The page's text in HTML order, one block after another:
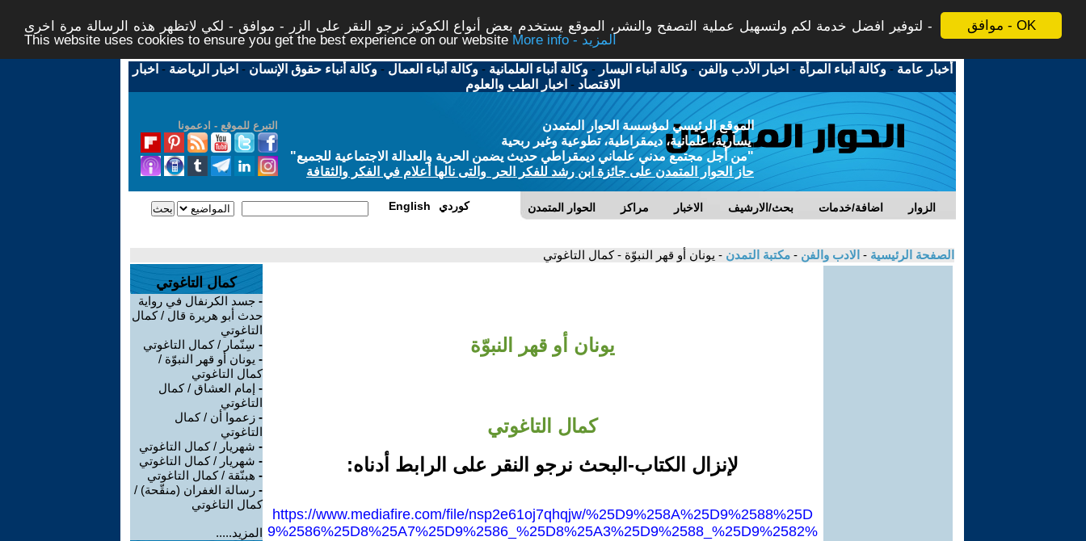
موافق - OK
لتوفير افضل خدمة لكم ولتسهيل عملية التصفح والنشر، الموقع يستخدم بعض أنواع الكوكيز نرجو النقر على الزر - موافق - لكي لاتظهر هذه الرسالة مرة اخرى -
This website uses cookies to ensure you get the best experience on our website
More info - المزيد
أخبار عامة -وكالة أنباء المرأة - اخبار الأدب والفن -وكالة أنباء اليسار -وكالة أنباء العلمانية -وكالة أنباء العمال -وكالة أنباء حقوق الإنسان - اخبار الرياضة - اخبار
الاقتصاد - اخبار الطب والعلوم
التبرع للموقع - ادعمونا
الموقع الرئيسي لمؤسسة الحوار المتمدن
يسارية، علمانية، ديمقراطية، تطوعية وغير ربحية
"من أجل مجتمع مدني علماني ديمقراطي حديث يضمن الحرية والعدالة الاجتماعية للجميع"
حاز الحوار المتمدن على جائزة ابن رشد للفكر الحر والتى نالها أعلام في الفكر والثقافة
الحوار المتمدن مراكز الاخبار بحث/الارشيف اضافة/خدمات الزوار English كوردي
الصفحة الرئيسية - الادب والفن - مكتبة التمدن - يونان أو قهر النبوّة - كمال التاغوتي
يونان أو قهر النبوّة
كمال التاغوتي
لإنزال الكتاب-البحث نرجو النقر على الرابط أدناه:
https://www.mediafire.com/file/nsp2e61oj7qhqjw/%25D9%258A%25D9%2588%25D
9%2586%25D8%25A7%25D9%2586_%25D8%25A3%25D9%2588_%25D9%2582%
كمال التاغوتي
- جسد الكرنفال في رواية
حدث أبو هريرة قال / كمال
التاغوتي
- سِنّمار / كمال التاغوتي
- يونان أو قهر النبوّة /
كمال التاغوتي
- إمام العشاق / كمال
التاغوتي
- زعموا أن / كمال
التاغوتي
- شهريار / كمال التاغوتي
- شهريار / كمال التاغوتي
- هبنّقة / كمال التاغوتي
- رسالة الغفران (منقّحة) /
كمال التاغوتي
المزيد.....